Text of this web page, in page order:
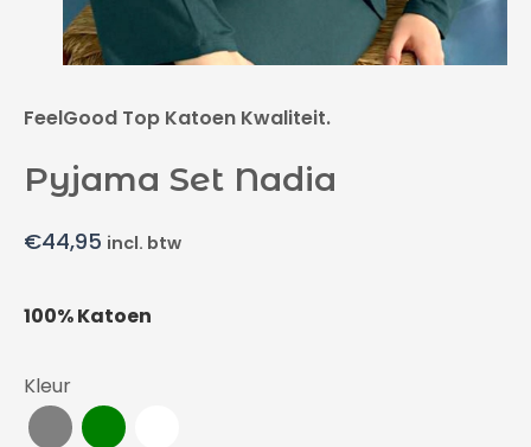
FeelGood Top Katoen Kwaliteit.
Pyjama Set Nadia
€44,95 incl. btw
100% Katoen
Kleur